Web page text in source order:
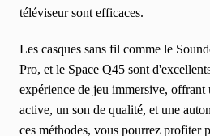
téléviseur sont efficaces.
Les casques sans fil comme le
Pro, et le Space Q45 sont
expérience de jeu immersive,
active, un son de qualité, et une
ces méthodes, vous pourrez profiter